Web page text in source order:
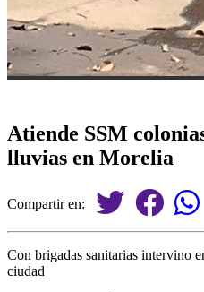
Atiende SSM
lluvias en Morelia
Compartir en:
Con brigadas sanitarias intervino
ciudad